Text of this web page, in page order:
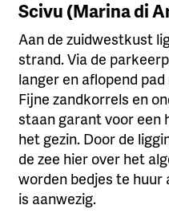
Scivu (Marina di
Aan de zuidwestkust
strand. Via de
langer en aflopend
Fijne zandkorrels en
staan garant voor een
het gezin. Door de
de zee hier over het
worden bedjes te huur
is aanwezig.